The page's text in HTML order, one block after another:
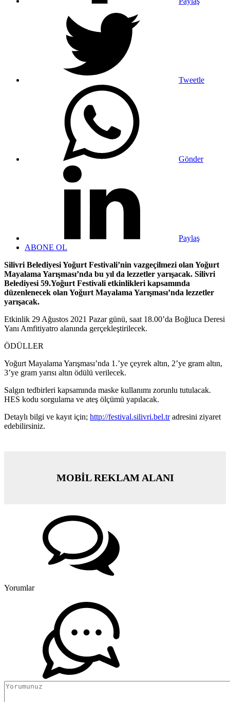
Tweetle
Gönder
Paylaş
ABONE OL
Silivri Belediyesi Yoğurt Festivali’nin vazgeçilmezi olan Yoğurt
Mayalama Yarışması’nda bu yıl da lezzetler yarışacak. Silivri
Belediyesi 59.Yoğurt Festivali etkinlikleri kapsamında
düzenlenecek olan Yoğurt Mayalama Yarışması’nda lezzetler
yarışacak.
Etkinlik 29 Ağustos 2021 Pazar günü, saat 18.00’da Boğluca Deresi
Yanı Amfitiyatro alanında gerçekleştirilecek.
ÖDÜLLER
Yoğurt Mayalama Yarışması’nda 1.’ye çeyrek altın, 2’ye gram altın,
3’ye gram yarısı altın ödülü verilecek.
Salgın tedbirleri kapsamında maske kullanımı zorunlu tutulacak.
HES kodu sorgulama ve ateş ölçümü yapılacak.
Detaylı bilgi ve kayıt için; http://festival.silivri.bel.tradresini ziyaret
edebilirsiniz.
MOBİL REKLAM ALANI
Yorumlar